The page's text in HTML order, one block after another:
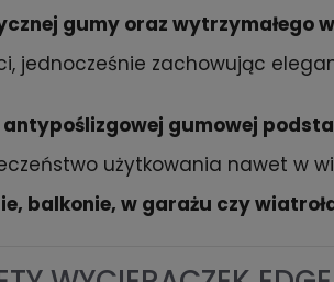
gumy oraz wytrzymałego
jednocześnie zachowując
antypoślizgowej gumowej
użytkowania nawet w
balkonie, w garażu czy